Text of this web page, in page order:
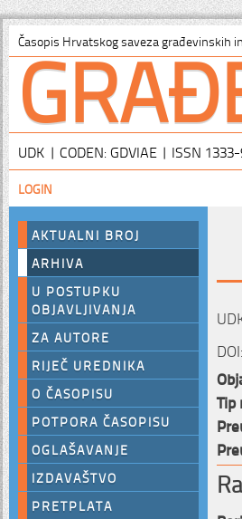
Časopis Hrvatskog saveza građevinskih
UDK | CODEN: GDVIAE | ISSN
LOGIN
AKTUALNI BROJ
ARHIVA
U POSTUPKU
OBJAVLJIVANJA
ZA AUTORE
RIJEČ UREDNIKA
O ČASOPISU
POTPORA ČASOPISU
OGLAŠAVANJE
IZDAVAŠTVO
PRETPLATA
Tip